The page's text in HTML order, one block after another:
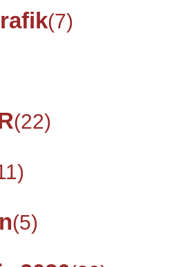
(7)
(22)
(5)